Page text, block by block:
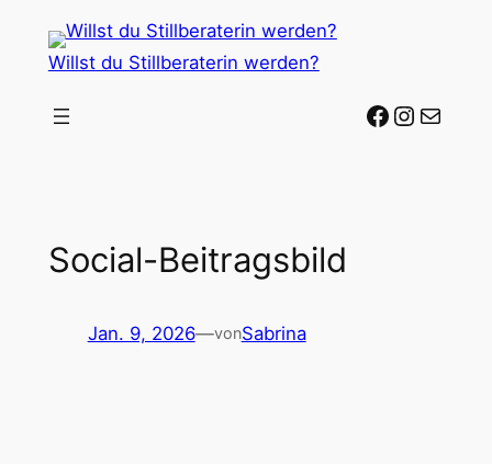
Inhalt
Willst du Stillberaterin werden?
Stillberaterin-werden auf Facebook
Stillberaterin-werden auf
Mail-
Social-Beitragsbild
Jan. 9, 2026—vonSabrina